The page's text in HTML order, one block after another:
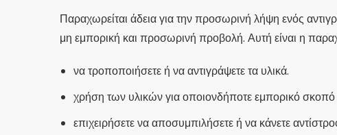
Παραχωρείται άδεια για την προσωρινή λήψη ενός
μη εμπορική και προσωρινή προβολή. Αυτή είναι η
να τροποποιήσετε ή να αντιγράψετε τα υλικά.
χρήση των υλικών για οποιονδήποτε εμπορικό
επιχειρήσετε να αποσυμπιλήσετε ή να κάνετε